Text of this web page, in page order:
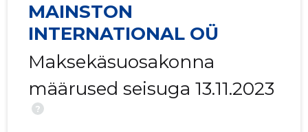
MAINSTON
INTERNATIONAL OÜ
Maksekäsuosakonna
määrused seisuga 13.11.2023
?